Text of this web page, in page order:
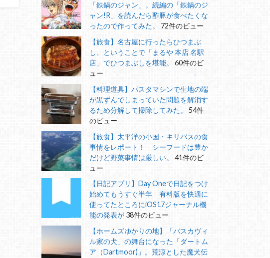
「鉄鍋のジャン」。続編の「鉄鍋のジ
ャン!R」を読んだら酢豚が食べたくな
ったので作ってみた。
72件のビュー
【旅食】名古屋に行ったらひつまぶ
し、ということで「まるや 本店 名駅
店」でひつまぶしを堪能。
60件のビ
ュー
【料理道具】パスタマシンで生地の端
が黒ずんでしまっていた問題を解消す
るため分解して掃除してみた。
54件
のビュー
【旅食】太平洋の小国・キリバスの食
事情をレポート！ シーフードは豊か
だけど野菜事情は厳しい。
41件のビ
ュー
【日記アプリ】Day Oneで日記をつけ
始めてもうすぐ半年 有料版を快適に
使ってたところにiOS17ジャーナル機
能の発表が 38件のビュー
【ホームズゆかりの地】「バスカヴィ
ル家の犬」の舞台になった「ダートム
ア（Dartmoor)」。荒涼とした魔犬伝